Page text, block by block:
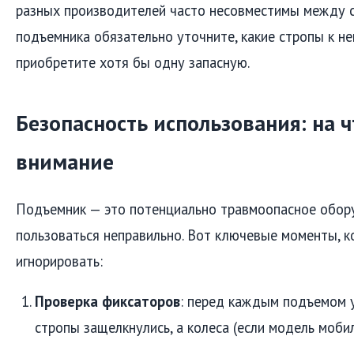
разных производителей часто несовместимы между
подъемника обязательно уточните, какие стропы к
приобретите хотя бы одну запасную.
Безопасность использования: на
внимание
Подъемник — это потенциально травмоопасное
пользоваться неправильно. Вот ключевые моменты,
игнорировать:
Проверка фиксаторов: перед каждым подъемом
стропы защелкнулись, а колеса (если модель